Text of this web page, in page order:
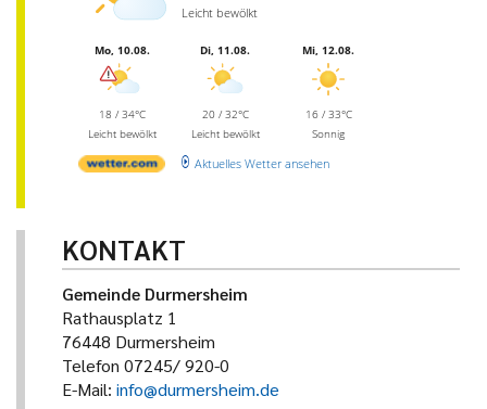
Leicht bewölkt
Mo, 10.08.
18 / 34°C
Leicht bewölkt
Di, 11.08.
20 / 32°C
Leicht bewölkt
Mi, 12.08.
16 / 33°C
Sonnig
Aktuelles Wetter ansehen
KONTAKT
Gemeinde Durmersheim
Rathausplatz 1
76448 Durmersheim
Telefon 07245/ 920-0
E-Mail: info@durmersheim.de